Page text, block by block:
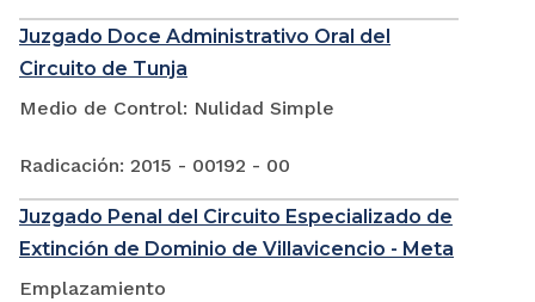
Juzgado Doce Administrativo Oral del
Circuito de Tunja
Medio de Control: Nulidad Simple
Radicación: 2015 - 00192 - 00
Juzgado Penal del Circuito Especializado de
Extinción de Dominio de Villavicencio - Meta
Emplazamiento